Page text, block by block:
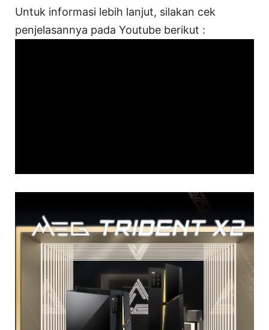
Untuk informasi lebih lanjut, silakan cek
penjelasannya pada Youtube berikut :